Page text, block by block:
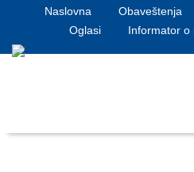
Naslovna Obaveštenja
Oglasi
Informator o